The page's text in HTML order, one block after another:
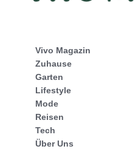
Vivo Magazin
Zuhause
Garten
Lifestyle
Mode
Reisen
Tech
Über Uns